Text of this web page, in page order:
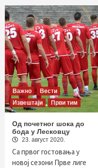
Важно
Вести
Извештаји
Први тим
Од почетног шока до
бода у Лесковцу
23. август 2020.
Са првог гостовања у
новој сезони Прве лиге